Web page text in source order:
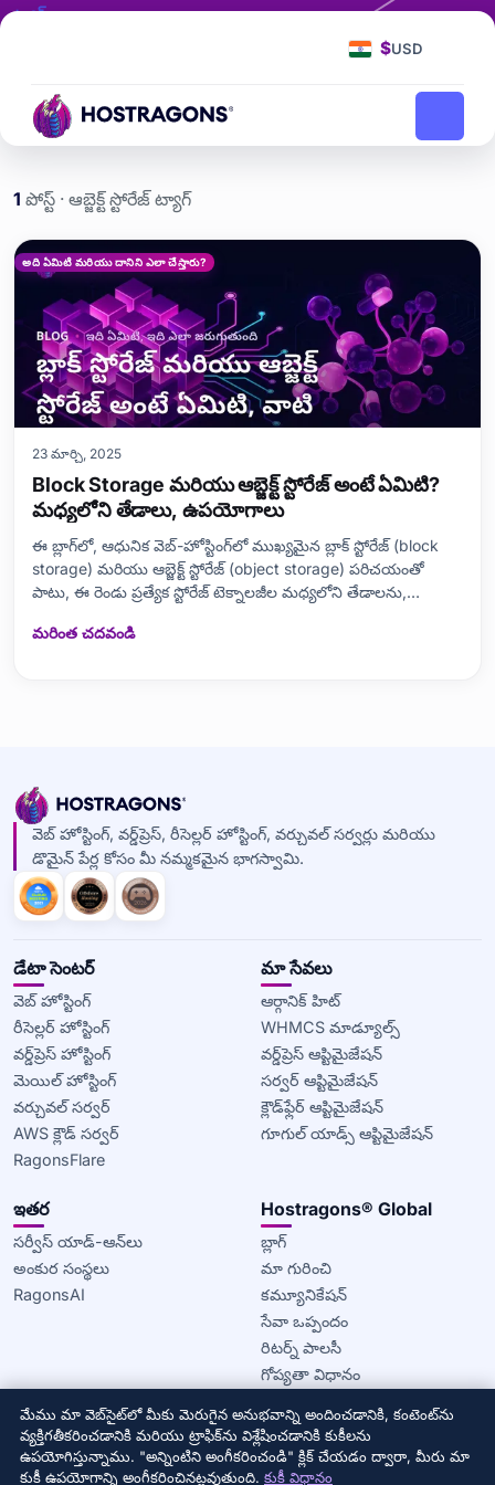
$USD
ట్యాగ్
హోమ్‌పేజీ బ్లాగ్ ఆబ్జెక్ట్ స్టోరేజ్
1 పోస్ట్ · ఆబ్జెక్ట్ స్టోరేజ్ ట్యాగ్
ఆబ్జెక్ట్ స్టోరేజ్ etiketi yazıları
అది ఏమిటి మరియు దానిని ఎలా చేస్తారు?
23 మార్చి, 2025
Block Storage మరియు ఆబ్జెక్ట్ స్టోరేజ్ అంటే ఏమిటి?
మధ్యలోని తేడాలు, ఉపయోగాలు
ఈ బ్లాగ్‌లో, ఆధునిక వెబ్-హోస్టింగ్‌లో ముఖ్యమైన బ్లాక్‌ స్టోరేజ్ (block
storage) మరియు ఆబ్జెక్ట్‌ స్టోరేజ్ (object storage) పరిచయంతో
పాటు, ఈ రెండు ప్రత్యేక స్టోరేజ్ టెక్నాలజీల మధ్యలోని తేడాలను,
విశ్లేషించాము. ప్రత్యామ్నాయాలు, మీ వాడుక కొరకు మరింత సరైన స్టోరేజ్
మరింత చదవండి
వెబ్ హోస్టింగ్, వర్డ్‌ప్రెస్, రీసెల్లర్ హోస్టింగ్, వర్చువల్ సర్వర్లు మరియు
డొమైన్ పేర్ల కోసం మీ నమ్మకమైన భాగస్వామి.
డేటా సెంటర్
వెబ్ హోస్టింగ్
రీసెల్లర్ హోస్టింగ్
వర్డ్‌ప్రెస్ హోస్టింగ్
మెయిల్ హోస్టింగ్
వర్చువల్ సర్వర్
AWS క్లౌడ్ సర్వర్
RagonsFlare
మా సేవలు
ఆర్గానిక్ హిట్
WHMCS మాడ్యూల్స్
వర్డ్‌ప్రెస్ ఆప్టిమైజేషన్
సర్వర్ ఆప్టిమైజేషన్
క్లౌడ్‌ఫ్లేర్ ఆప్టిమైజేషన్
గూగుల్ యాడ్స్ ఆప్టిమైజేషన్
ఇతర
సర్వీస్ యాడ్-ఆన్‌లు
అంకుర సంస్థలు
RagonsAI
Hostragons® Global
బ్లాగ్
మా గురించి
కమ్యూనికేషన్
సేవా ఒప్పందం
రిటర్న్ పాలసీ
గోప్యతా విధానం
© 2020–2026 Hostragons® Global —Draconis Infrastructure,
LLC యొక్క బ్రాండ్. అన్ని హక్కులు ప్రత్యేకించబడ్డాయి.
మేము మా వెబ్‌సైట్‌లో మీకు మెరుగైన అనుభవాన్ని అందించడానికి, కంటెంట్‌ను
వ్యక్తిగతీకరించడానికి మరియు ట్రాఫిక్‌ను విశ్లేషించడానికి కుకీలను
ఉపయోగిస్తున్నాము. "అన్నింటిని అంగీకరించండి" క్లిక్ చేయడం ద్వారా, మీరు మా
కుకీ ఉపయోగాన్ని అంగీకరించినట్లవుతుంది. కుకీ విధానం